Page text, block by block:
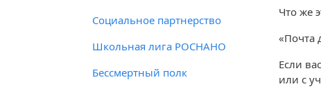
Социальное партнерство
Школьная лига РОСНАНО
Бессмертный полк
Что же
«Почта
Если
или с